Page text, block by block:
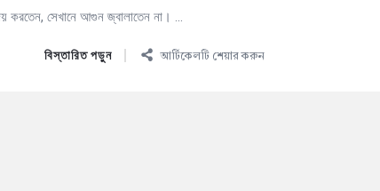
করতেন, সেখানে আগুন জ্বালাতেন না। ...
বিস্তারিত পড়ুন আর্টিকেলটি শেয়ার করুন